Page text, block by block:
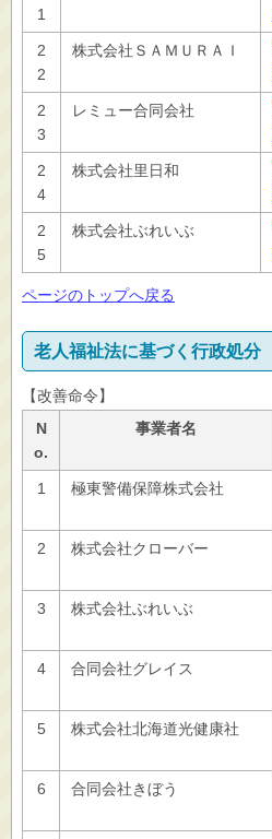
1
2
2
株式会社ＳＡＭＵＲＡＩ
2
3
レミュー合同会社
2
4
株式会社里日和
2
5
株式会社ぶれいぶ
ページのトップへ戻る
老人福祉法に基づく行政処分
【改善命令】
N
o.
事業者名
1 極東警備保障株式会社
2 株式会社クローバー
3 株式会社ぶれいぶ
4 合同会社グレイス
5 株式会社北海道光健康社
6 合同会社きぼう